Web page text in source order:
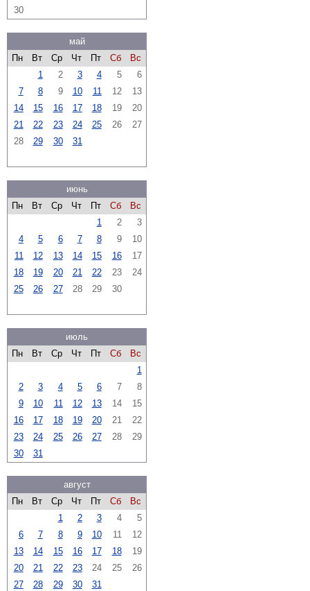
30
май
Пн
Вт Ср Чт Пт Сб
Вс
1
2 3 4 5
6
7
8 9 10 11 12
13
14
15 16 17 18 19
20
21
22 23 24 25 26
27
28
29 30 31
июнь
Пн
Вт Ср Чт Пт Сб
Вс
1
2
3
4
5 6 7 8 9
10
11
12 13 14 15 16
17
18
19 20 21 22 23
24
25
26 27 28 29 30
июль
Пн
Вт Ср Чт Пт Сб
Вс
1
2
3 4 5 6 7
8
9
10 11 12 13 14
15
16
17 18 19 20 21
22
23
24 25 26 27 28
29
30
31
август
Пн
Вт Ср Чт Пт Сб
Вс
1
2 3 4
5
6
7 8 9 10 11
12
13
14 15 16 17 18
19
20
21 22 23 24 25
26
27
28 29 30 31